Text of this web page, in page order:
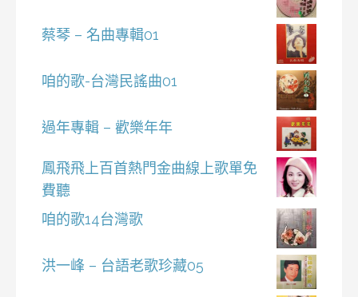
蔡琴 – 名曲專輯01
咱的歌-台灣民謠曲01
過年專輯 – 歡樂年年
鳳飛飛上百首熱門金曲線上歌單免
費聽
咱的歌14台灣歌
洪一峰 – 台語老歌珍藏05